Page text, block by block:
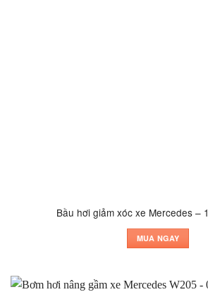
Bầu hơi giảm xóc xe Mercedes –
MUA NGAY